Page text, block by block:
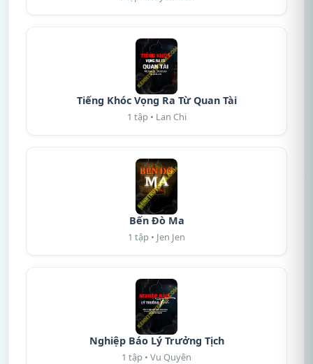
Tiếng Khóc Vọng Ra Từ Quan Tài
1 tập • Lan Chi
Bến Đò Ma
1 tập • Jen Jen
Nghiệp Báo Lý Trưởng Tịch
1 tập • Vu Quyên